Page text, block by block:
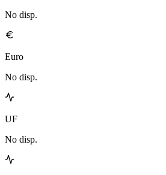
No disp.
Euro
No disp.
UF
No disp.